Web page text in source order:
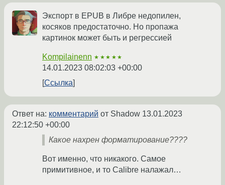
Экспорт в EPUB в Либре недопилен,
косяков предостаточно. Но пропажа
картинок может быть и регрессией
Kompilainenn ★★★★★
14.01.2023 08:02:03 +00:00
Ссылка
Ответ на: комментарий от Shadow 13.01.2023
22:12:50 +00:00
Какое нахрен форматирование????
Вот именно, что никакого. Самое
примитивное, и то Calibre налажал…